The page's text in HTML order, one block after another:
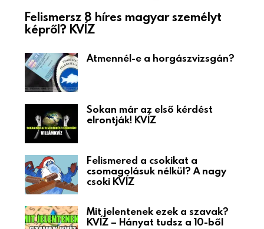
Felismersz 8 híres magyar személyt
képről? KVÍZ
Átmennél-e a horgászvizsgán?
Sokan már az első kérdést
elrontják! KVÍZ
Felismered a csokikat a
csomagolásuk nélkül? A nagy
csoki KVÍZ
Mit jelentenek ezek a szavak?
KVÍZ – Hányat tudsz a 10-ből